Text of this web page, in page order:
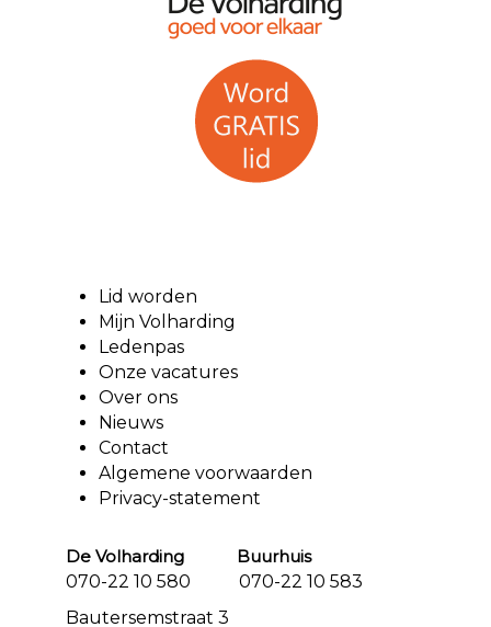
Lid worden
Mijn Volharding
Ledenpas
Onze vacatures
Over ons
Nieuws
Contact
Algemene voorwaarden
Privacy-statement
De Volharding Buurhuis
070-22 10 580 070-22 10 583
Bautersemstraat 3